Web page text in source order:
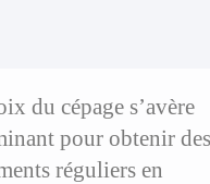
du cépage s’avère
pour obtenir des
réguliers en